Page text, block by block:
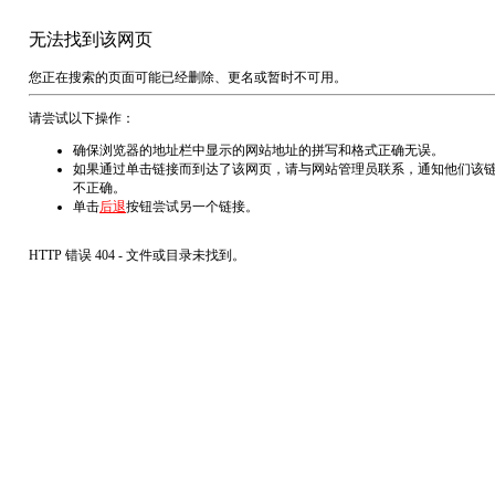
无法找到该网页
您正在搜索的页面可能已经删除、更名或暂时不可用。
请尝试以下操作：
确保浏览器的地址栏中显示的网站地址的拼写和格式正确无误。
如果通过单击链接而到达了该网页，请与网站管理员联系，通知他们该
不正确。
单击后退按钮尝试另一个链接。
HTTP 错误 404 - 文件或目录未找到。